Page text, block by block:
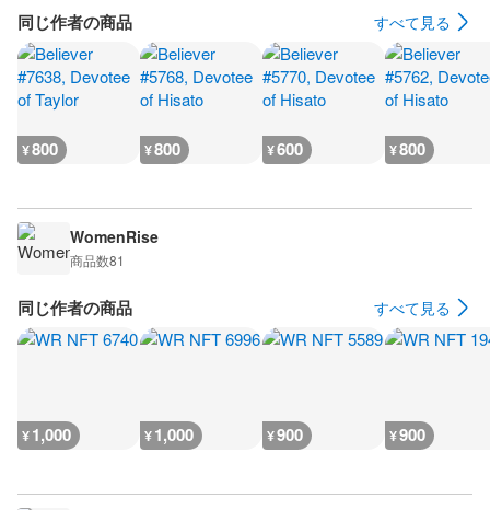
同じ作者の商品 すべて見る
¥800 ¥800 ¥600 ¥800
WomenRise
商品数81
同じ作者の商品 すべて見る
¥1,000 ¥1,000 ¥900 ¥900